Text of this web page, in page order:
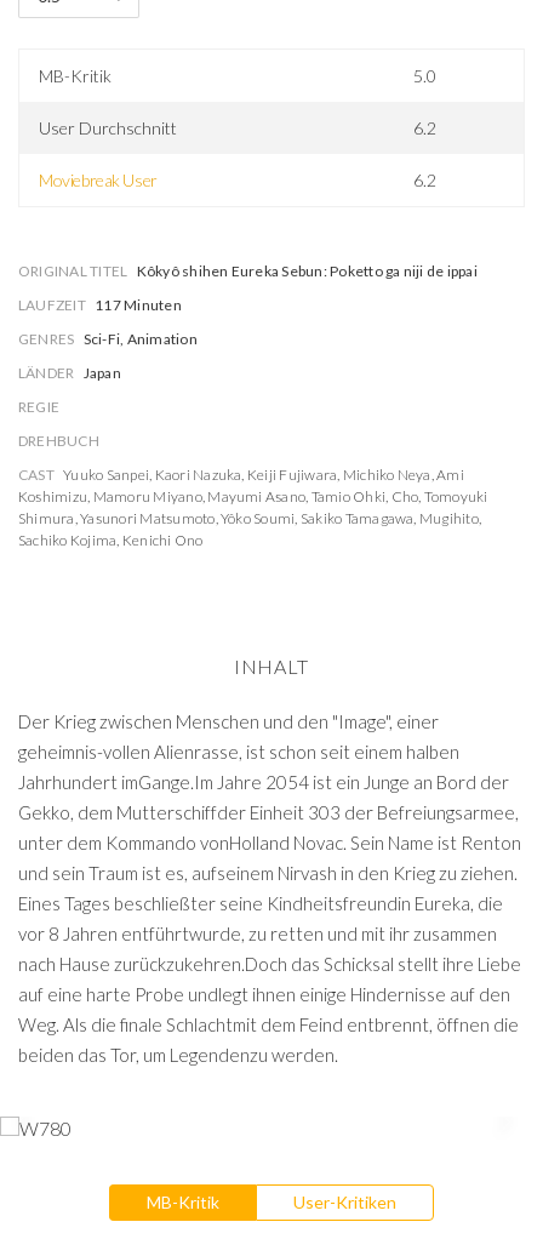
MB-Kritik 5.0
User Durchschnitt 6.2
Moviebreak User 6.2
ORIGINAL TITEL Kôkyô shihen Eureka Sebun: Poketto ga niji de ippai
LAUFZEIT 117 Minuten
GENRES Sci-Fi, Animation
LÄNDER Japan
REGIE
DREHBUCH
CAST Yuuko Sanpei, Kaori Nazuka, Keiji Fujiwara, Michiko Neya,Ami
Koshimizu, Mamoru Miyano, Mayumi Asano, Tamio Ohki, Cho, Tomoyuki
Shimura,Yasunori Matsumoto,Yôko Soumi, Sakiko Tamagawa, Mugihito,
Sachiko Kojima, Kenichi Ono
INHALT
Der Krieg zwischen Menschen und den "Image", einer
geheimnis-vollen Alienrasse, ist schon seit einem halben
Jahrhundert imGange.Im Jahre 2054 ist ein Junge an Bord der
Gekko, dem Mutterschiffder Einheit 303 der Befreiungsarmee,
unter dem Kommando vonHolland Novac. Sein Name ist Renton
und sein Traum ist es, aufseinem Nirvash in den Krieg zu ziehen.
Eines Tages beschließter seine Kindheitsfreundin Eureka, die
vor 8 Jahren entführtwurde, zu retten und mit ihr zusammen
nach Hause zurückzukehren.Doch das Schicksal stellt ihre Liebe
auf eine harte Probe undlegt ihnen einige Hindernisse auf den
Weg. Als die finale Schlachtmit dem Feind entbrennt, öffnen die
beiden das Tor, um Legendenzu werden.
MB-Kritik User-Kritiken